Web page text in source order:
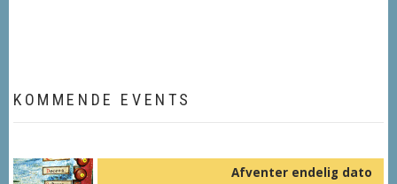
KOMMENDE EVENTS
Afventer endelig dato